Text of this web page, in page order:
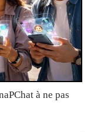
à ne pas